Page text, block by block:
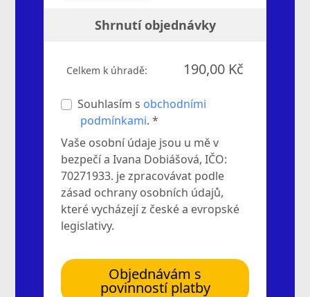
Shrnutí objednávky
Celkem k úhradě: 190,00 Kč
Souhlasím s obchodními
podmínkami. *
Vaše osobní údaje jsou u mě v
bezpečí a Ivana Dobiášová, IČO:
70271933. je zpracovávat podle
zásad ochrany osobních údajů,
které vycházejí z české a evropské
legislativy.
Objednávám s
povinností platby